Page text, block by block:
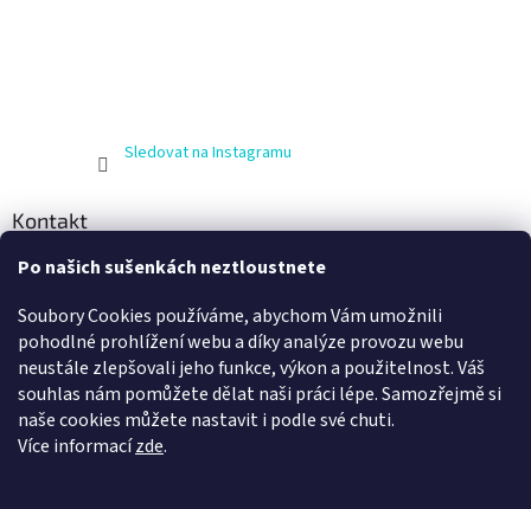
Po našich sušenkách neztloustnete
Soubory Cookies používáme, abychom Vám umožnili
pohodlné prohlížení webu a díky analýze provozu webu
neustále zlepšovali jeho funkce, výkon a použitelnost. Váš
souhlas nám pomůžete dělat naši práci lépe. Samozřejmě si
naše cookies můžete nastavit i podle své chuti.
Více informacízde.
Sledovat na Instagramu
Kontakt
info@zijnaboso.cz
Vivobarefoot Hradec Králové
vivobarefoot_hk